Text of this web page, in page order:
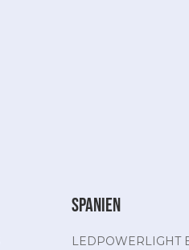
Spanien
LEDPOWERLIGHT